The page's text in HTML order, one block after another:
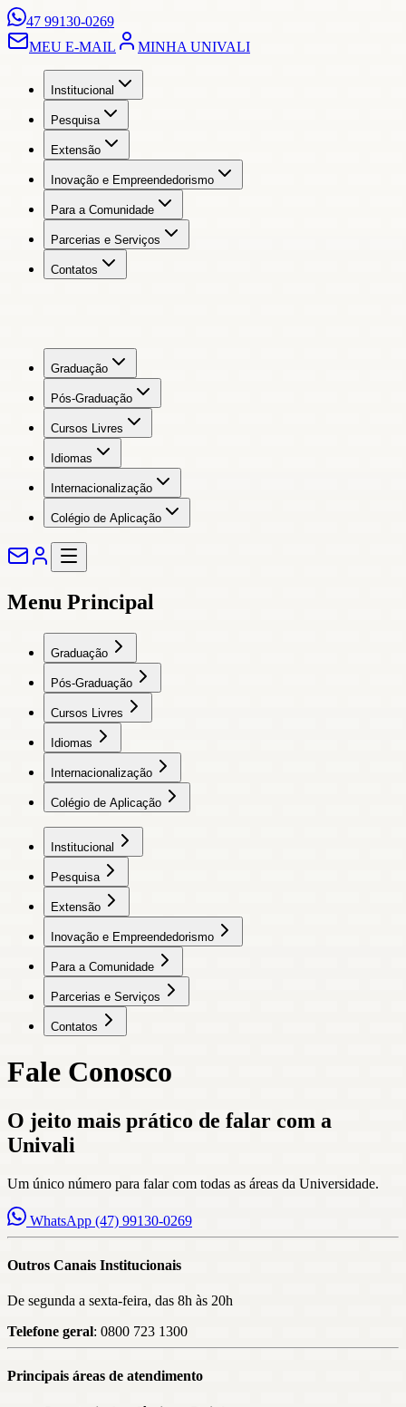
47 99130-0269
MEU E-MAIL
MINHA UNIVALI
Institucional
Pesquisa
Extensão
Inovação e Empreendedorismo
Para a Comunidade
Parcerias e Serviços
Contatos
Graduação
Pós-Graduação
Cursos Livres
Idiomas
Internacionalização
Colégio de Aplicação
Menu Principal
Graduação
Pós-Graduação
Cursos Livres
Idiomas
Internacionalização
Colégio de Aplicação
Institucional
Pesquisa
Extensão
Inovação e Empreendedorismo
Para a Comunidade
Parcerias e Serviços
Contatos
Fale Conosco
O jeito mais prático de falar com a
Univali
Um único número para falar com todas as áreas da Universidade.
WhatsApp (47) 99130-0269
Outros Canais Institucionais
De segunda a sexta-feira, das 8h às 20h
Telefone geral: 0800 723 1300
Principais áreas de atendimento